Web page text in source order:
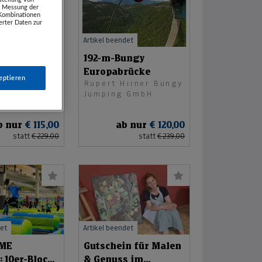
Bungy
nur € 115,00
statt € 229,00
192-m-Bungy
Europabrücke
Rupert Hirner Bungy
Jumping GmbH
ab nur € 120,00
statt € 239,00
Artikel beendet
10er-Block
Gutschein für Malen
& Genuss im
Artikel beendet
Messung der
Daten zur